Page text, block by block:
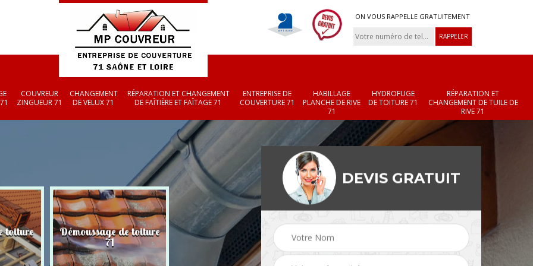
ON VOUS RAPPELLE GRATUITEMENT
COUVREUR
ZINGUEUR 71
CHANGEMENT
DE VELUX 71
RÉPARATION ET CHANGEMENT
DE FAÎTIÈRE ET FAÎTAGE 71
ENTREPRISE DE
COUVERTURE 71
HABILLAGE
PLANCHE DE RIVE
71
HYDROFUGE
DE TOITURE 71
RÉPARATION ET
CHANGEMENT DE TUILE DE
RIVE 71
toiture Démoussage de toiture
71 Couvreur zingueur 71 Changement de velux Réparation et
changement de
et faîtage 71
DEVIS GRATUIT